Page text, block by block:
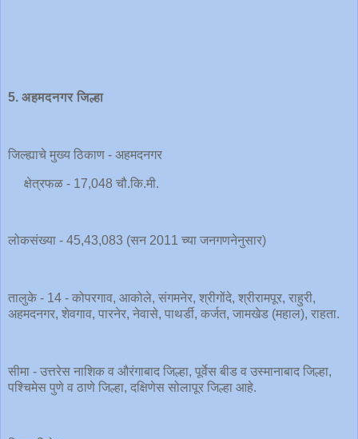
5. अहमदनगर जिल्हा
जिल्ह्याचे मुख्य ठिकाण - अहमदनगर
क्षेत्रफळ - 17,048 चौ.कि.मी.
लोकसंख्या - 45,43,083 (सन 2011 च्या जनगणनेनुसार)
तालुके - 14 - कोपरगाव, आकोले, संगमनेर, श्रीगोंदे, श्रीरामपूर, राहुरी,
अहमदनगर, शेवगाव, पारनेर, नेवासे, पाथर्डी, कर्जत, जामखेड (महाल), राहता.
सीमा - उत्तरेस नाशिक व औरंगाबाद जिल्हा, पूर्वेस बीड व उस्मानाबाद जिल्हा,
पश्चिमेस पुणे व ठाणे जिल्हा, दक्षिणेस सोलापूर जिल्हा आहे.